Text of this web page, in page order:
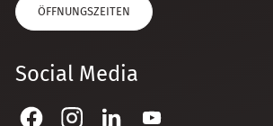
ÖFFNUNGSZEITEN
Social Media